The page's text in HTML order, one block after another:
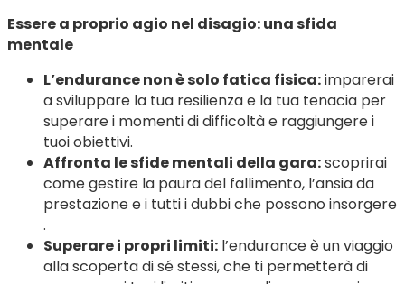
Essere a proprio agio nel disagio: una sfida
mentale
L’endurance non è solo fatica fisica:imparerai
a sviluppare la tua resilienza e la tua tenacia per
superare i momenti di difficoltà e raggiungere i
tuoi obiettivi.
Affronta le sfide mentali della gara:scoprirai
come gestire la paura del fallimento, l’ansia da
prestazione e i tutti i dubbi che possono insorgere
.
Superare i propri limiti: l’endurance è un viaggio
alla scoperta di sé stessi, che ti permetterà di